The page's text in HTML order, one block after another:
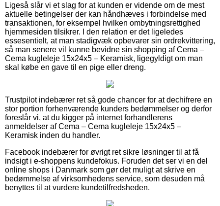
Ligeså slår vi et slag for at kunden er vidende om de mest
aktuelle betingelser der kan håndhæves i forbindelse med
transaktionen, for eksempel hvilken ombytningsrettighed
hjemmesiden tilsikrer. I den relation er det ligeledes
essesentielt, at man stadigvæk opbevarer sin ordrekvittering,
så man senere vil kunne bevidne sin shopping af Cema –
Cema kugleleje 15x24x5 – Keramisk, ligegyldigt om man
skal købe en gave til en pige eller dreng.
Trustpilot indebærer ret så gode chancer for at dechifrere en
stor portion forhenværende kunders bedømmelser og derfor
foreslår vi, at du kigger på internet forhandlerens
anmeldelser af Cema – Cema kugleleje 15x24x5 –
Keramisk inden du handler.
Facebook indebærer for øvrigt ret sikre løsninger til at få
indsigt i e-shoppens kundefokus. Foruden det ser vi en del
online shops i Danmark som gør det muligt at skrive en
bedømmelse af virksomhedens service, som desuden må
benyttes til at vurdere kundetilfredsheden.